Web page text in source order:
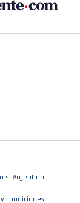
Argentina.
condiciones